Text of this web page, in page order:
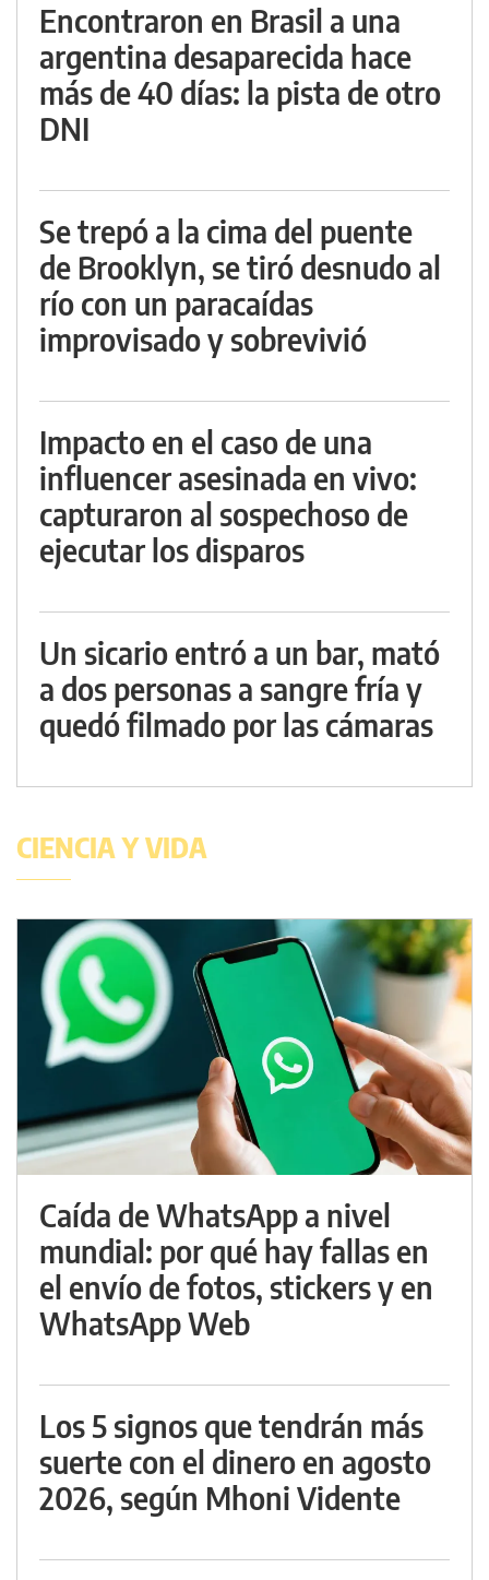
Encontraron en Brasil a una
argentina desaparecida hace
más de 40 días: la pista de otro
DNI
Se trepó a la cima del puente
de Brooklyn, se tiró desnudo al
río con un paracaídas
improvisado y sobrevivió
Impacto en el caso de una
influencer asesinada en vivo:
capturaron al sospechoso de
ejecutar los disparos
Un sicario entró a un bar, mató
a dos personas a sangre fría y
quedó filmado por las cámaras
CIENCIA Y VIDA
Caída de WhatsApp a nivel
mundial: por qué hay fallas en
el envío de fotos, stickers y en
WhatsApp Web
Los 5 signos que tendrán más
suerte con el dinero en agosto
2026, según Mhoni Vidente